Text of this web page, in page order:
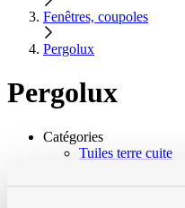
Fenêtres, coupoles
Pergolux
Pergolux
Catégories
Tuiles terre cuite
Fenêtres, coupoles